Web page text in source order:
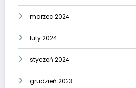
marzec 2024
luty 2024
styczeń 2024
grudzień 2023